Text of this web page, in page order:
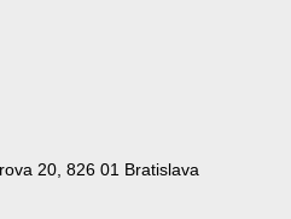
20, 826 01 Bratislava